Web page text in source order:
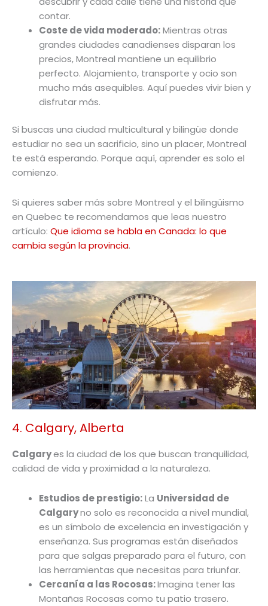
contar.
Coste de vida moderado:Mientras otras
grandes ciudades canadienses disparan los
precios, Montreal mantiene un equilibrio
perfecto. Alojamiento, transporte y ocio son
mucho más asequibles. Aquí puedes vivir bien y
disfrutar más.
Si buscas una ciudad multicultural y bilingüe donde
estudiar no sea un sacrificio, sino un placer, Montreal
te está esperando. Porque aquí, aprender es solo el
comienzo.
Si quieres saber más sobre Montreal y el bilingüismo
en Quebec te recomendamos que leas nuestro
artículo: Que idioma se habla en Canada: lo que
cambia según la provincia.
4. Calgary, Alberta
Calgaryes la ciudad de los que buscan tranquilidad,
calidad de vida y proximidad a la naturaleza.
Estudios de prestigio:La Universidad de
Calgaryno solo es reconocida a nivel mundial,
es un símbolo de excelencia en investigación y
enseñanza. Sus programas están diseñados
para que salgas preparado para el futuro, con
las herramientas que necesitas para triunfar.
Cercanía a las Rocosas:Imagina tener las
Montañas Rocosas como tu patio trasero.